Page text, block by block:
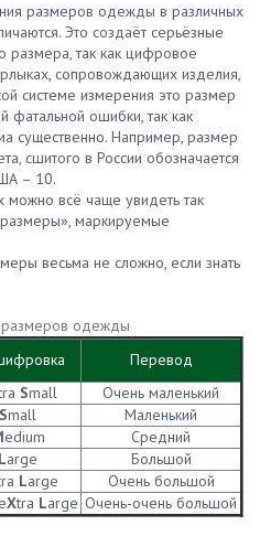
размеров одежды в различных
Это создаёт серьёзные
размера, так как цифровое
сопровождающих изделия,
системе измерения это размер
фатальной ошибки, так как
существенно. Например, размер
сшитого в России обозначается
– 10.
можно всё чаще увидеть так
маркируемые
весьма не сложно, если знать
одежды
Перевод
Small
Очень маленький
Small
Маленький
edium
Средний
Large
Большой
Large
Очень большой
Xtra Large Очень-очень большой